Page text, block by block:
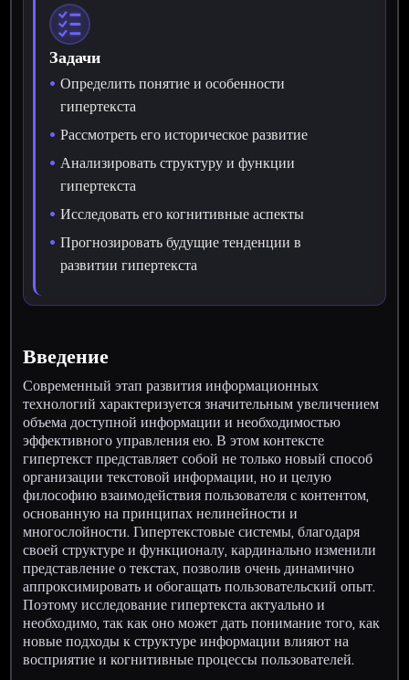
Задачи
Определить понятие и особенности
гипертекста
Рассмотреть его историческое развитие
Анализировать структуру и функции
гипертекста
Исследовать его когнитивные аспекты
Прогнозировать будущие тенденции в
развитии гипертекста
Введение
Современный этап развития информационных
технологий характеризуется значительным увеличением
объема доступной информации и необходимостью
эффективного управления ею. В этом контексте
гипертекст представляет собой не только новый способ
организации текстовой информации, но и целую
философию взаимодействия пользователя с контентом,
основанную на принципах нелинейности и
многослойности. Гипертекстовые системы, благодаря
своей структуре и функционалу, кардинально изменили
представление о текстах, позволив очень динамично
аппроксимировать и обогащать пользовательский опыт.
Поэтому исследование гипертекста актуально и
необходимо, так как оно может дать понимание того, как
новые подходы к структуре информации влияют на
восприятие и когнитивные процессы пользователей.